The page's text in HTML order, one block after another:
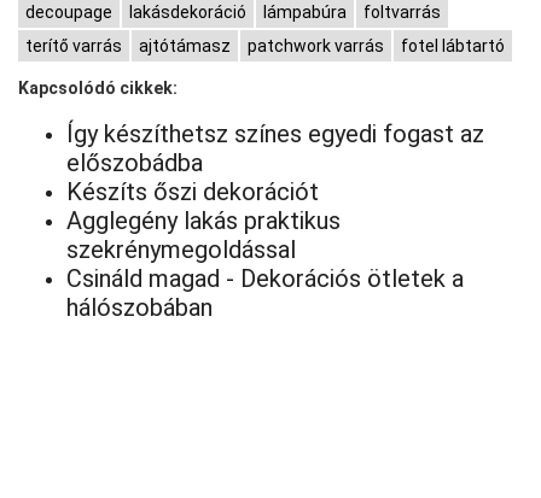
decoupage lakásdekoráció lámpabúra
foltvarrás
terítő varrás
ajtótámasz patchwork varrás fotel lábtartó
Kapcsolódó cikkek:
Így készíthetsz színes egyedi fogast az
előszobádba
Készíts őszi dekorációt
Agglegény lakás praktikus
szekrénymegoldással
Csináld magad - Dekorációs ötletek a
hálószobában